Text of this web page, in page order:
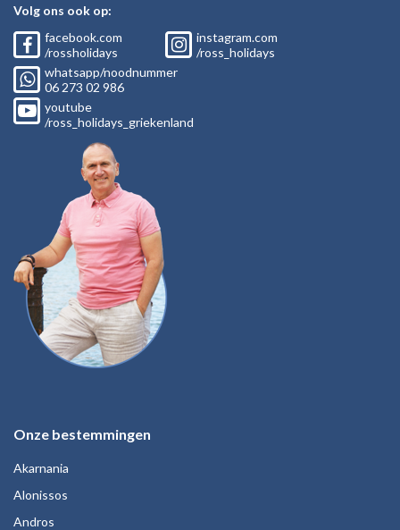
Volg ons ook op:
facebook.com
/rossholidays
instagram.com
/ross_holidays
whatsapp/noodnummer
06 273 02 986
youtube
/ross_holidays_griekenland
Onze bestemmingen
Akarnania
Alonissos
Andros